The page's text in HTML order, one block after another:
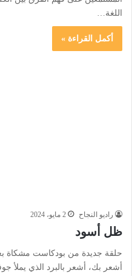
اللغة…
أكمل القراءة »
راديو النجاح 2 مايو، 2024
ظل أسود
حلقة جديدة من بودكاست مشكاة
أشعر بك، أشعر بالبرد الذي يملأ